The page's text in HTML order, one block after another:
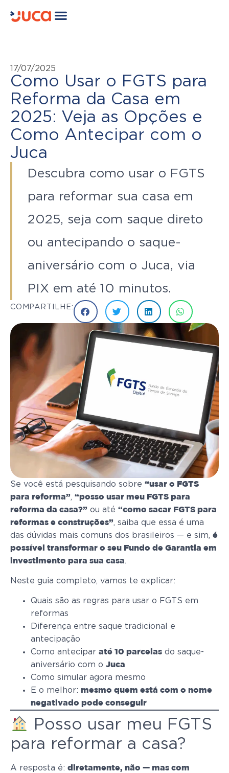
17/07/2025
Como Usar o FGTS para
Reforma da Casa em
2025: Veja as Opções e
Como Antecipar com o
Juca
Descubra como usar o FGTS
para reformar sua casa em
2025, seja com saque direto
ou antecipando o saque-
aniversário com o Juca, via
PIX em até 10 minutos.
COMPARTILHE:
Se você está pesquisando sobre “usar o FGTS
para reforma”, “posso usar meu FGTS para
reforma da casa?” ou até “como sacar FGTS para
reformas e construções”, saiba que essa é uma
das dúvidas mais comuns dos brasileiros — e sim, é
possível transformar o seu Fundo de Garantia em
investimento para sua casa.
Neste guia completo, vamos te explicar:
Quais são as regras para usar o FGTS em
reformas
Diferença entre saque tradicional e
antecipação
Como antecipar até 10 parcelas do saque-
aniversário com o Juca
Como simular agora mesmo
E o melhor: mesmo quem está com o nome
negativado pode conseguir
Posso usar meu FGTS
para reformar a casa?
A resposta é: diretamente, não — mas com